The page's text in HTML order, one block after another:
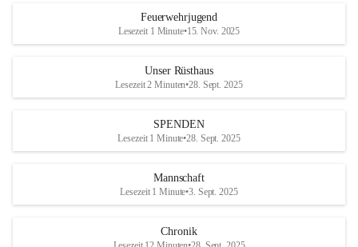
HERZLICHEN DANK FÜR IHREN BESUCH!
Feuerwehrjugend
Lesezeit 1 Minute•15. Nov. 2025
Unser Rüsthaus
Lesezeit 2 Minuten•28. Sept. 2025
SPENDEN
Lesezeit 1 Minute•28. Sept. 2025
Mannschaft
Lesezeit 1 Minute•3. Sept. 2025
Chronik